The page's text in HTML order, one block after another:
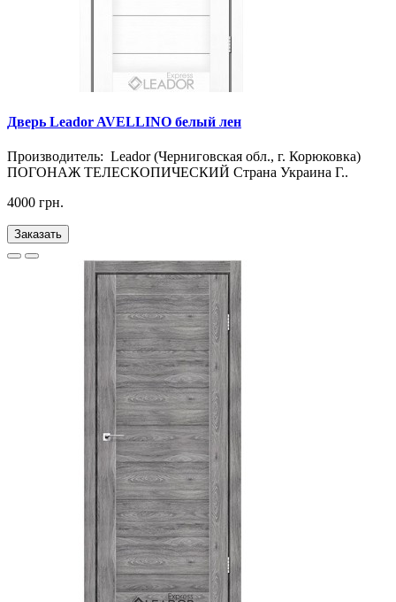
Дверь Leador AVELLINO белый лен
Производитель: Leador (Черниговская обл., г. Корюковка)
ПОГОНАЖ ТЕЛЕСКОПИЧЕСКИЙ Страна Украина Г..
4000 грн.
Заказать